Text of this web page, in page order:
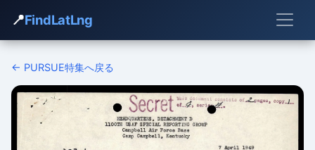
📍FindLatLng
← PURSUE特集へ戻る